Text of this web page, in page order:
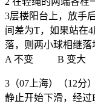
3层楼阳台上，放手
间差为T，如果站在
落，则两小球相
A 不变 B 变
3（07上海）（12分
静止开始下滑，经